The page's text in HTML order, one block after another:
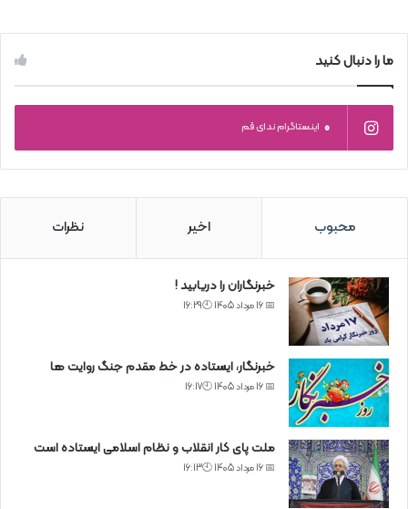
ما را دنبال کنید
0 اینستاگرام ندای قم
محبوب اخیر نظرات
خبرنگاران را دریابید !
📅 16 مرداد 1405 🕙16:29
خبرنگار، ایستاده در خط مقدم جنگ روایت ها
📅 16 مرداد 1405 🕙16:17
ملت پای کار انقلاب و نظام اسلامی ایستاده است
📅 16 مرداد 1405 🕙16:13